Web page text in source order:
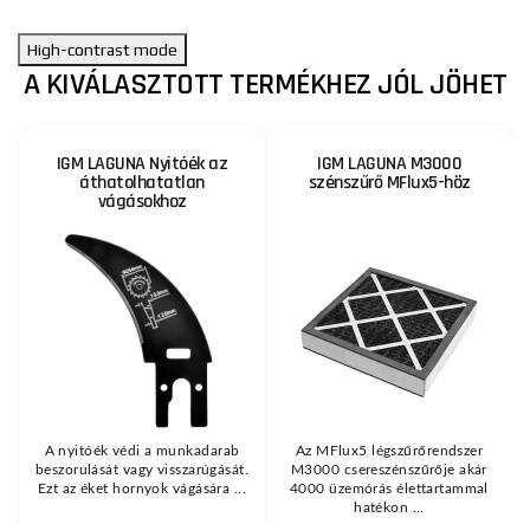
High-contrast mode
A KIVÁLASZTOTT TERMÉKHEZ JÓL JÖHET
IGM LAGUNA Nyitóék az
áthatolhatatlan
vágásokhoz
A nyitóék védi a munkadarab
beszorulását vagy visszarúgását.
Ezt az éket hornyok vágására ...
IGM LAGUNA M3000
szénszűrő MFlux5-höz
Az MFlux5 légszűrőrendszer
M3000 csereszénszűrője akár
4000 üzemórás élettartammal
hatékon ...